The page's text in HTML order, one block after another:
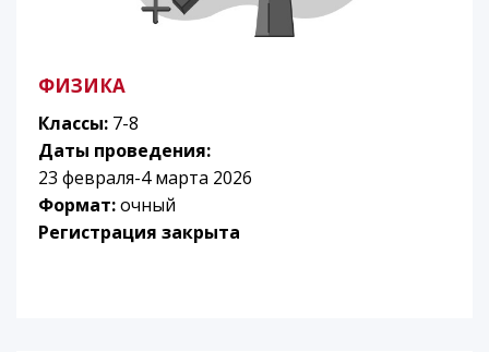
ФИЗИКА
Классы: 7-8
Даты проведения:
23 февраля-4 марта 2026
Формат:очный
Регистрация закрыта